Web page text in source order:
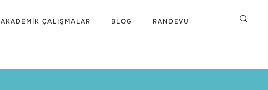
AKADEMIK ÇALIŞMALAR BLOG
RANDEVU